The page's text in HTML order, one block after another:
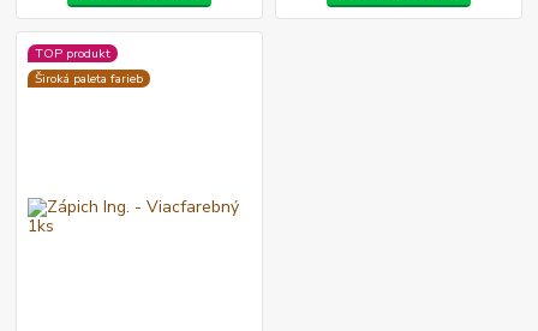
TOP produkt
Široká paleta farieb